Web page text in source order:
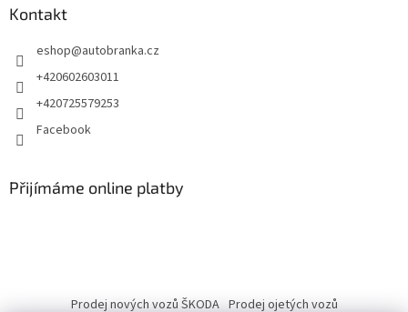
Kontakt
eshop@autobranka.cz
+420602603011
+420725579253
Facebook
Přijímáme online platby
Prodej nových vozů ŠKODA Prodej ojetých vozů